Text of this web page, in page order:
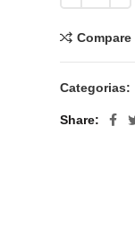
Compare
Categorias:
Share